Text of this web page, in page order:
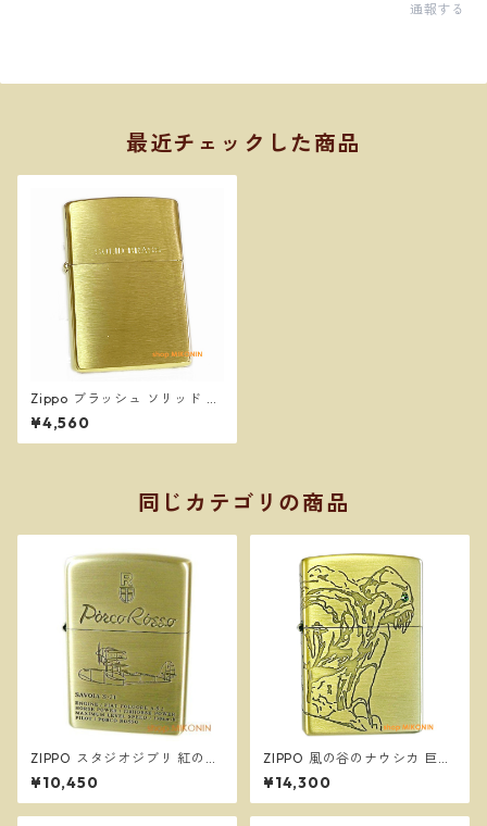
通報する
最近チェックした商品
Zippo ブラッシュ ソリッド ブ
ラス 刻印入り 204 Brushed S
olid Brass 定番 ジッポー オイ
ルライター
¥4,560
同じカテゴリの商品
ZIPPO スタジオジブリ 紅の豚
サボイア SAVOIA S-21 2 ジッ
ポー オイルライター NZ-50
¥10,450
ZIPPO 風の谷のナウシカ 巨神
兵 NZ-33 スタジオジブリ ジ
ッポー オイルライター
¥14,300